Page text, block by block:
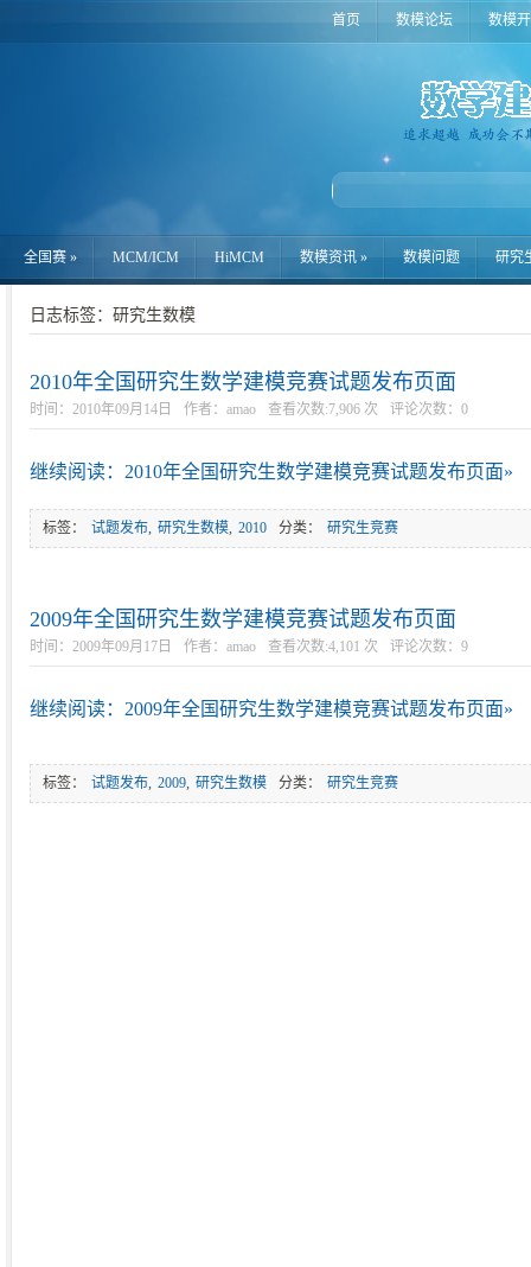
首页 数模论坛 数模
全国赛 » MCM/ICM HiMCM 数模资讯 » 数模问题 研究
日志标签：研究生数模
2010年全国研究生数学建模竞赛试题发布页面
时间：2010年09月14日 作者：amao 查看次数:7,906 次 评论次数： 0
继续阅读：2010年全国研究生数学建模竞赛试题发布页面»
标签： 试题发布, 研究生数模, 2010 分类： 研究生竞赛
2009年全国研究生数学建模竞赛试题发布页面
时间：2009年09月17日 作者：amao 查看次数:4,101 次 评论次数： 9
继续阅读：2009年全国研究生数学建模竞赛试题发布页面»
标签： 试题发布, 2009, 研究生数模 分类： 研究生竞赛